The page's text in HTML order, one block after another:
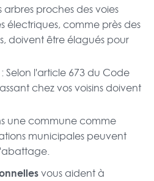
arbres proches des voies
électriques, comme près des
doivent être élagués pour
: Selon l'article 673 du Code
chez vos voisins doivent
une commune comme
municipales peuvent
vous aident à